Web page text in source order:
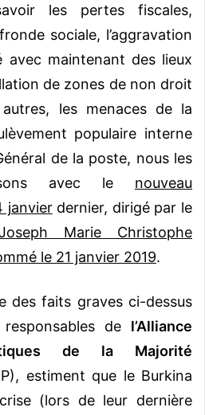
les pertes fiscales,
sociale, l’aggravation
avec maintenant des lieux
de zones de non droit
les menaces de la
populaire interne
de la poste, nous les
avec le nouveau
janvierdernier, dirigé par le
Marie Christophe
le 21 janvier 2019.
des faits graves ci-dessus
de l’Alliance
de la Majorité
estiment que le Burkina
(lors de leur dernière